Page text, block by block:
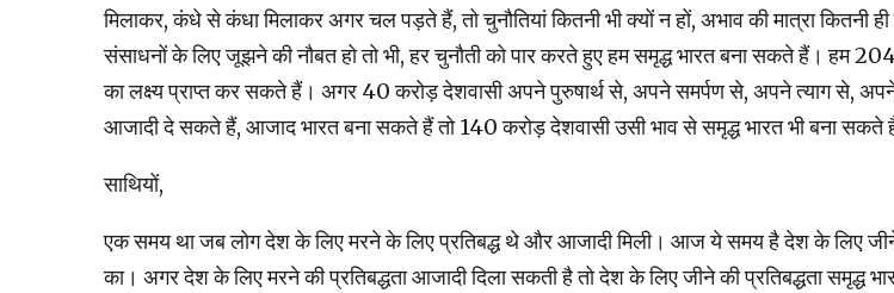
मिलाकर, कंधे से कंधा मिलाकर अगर चल पड़ते हैं, तो चुनौतियां कितनी भी क्‍यों न हों, अभाव की मात्रा कितनी ही
संसाधनों के लिए जूझने की नौबत हो तो भी, हर चुनौती को पार करते हुए हम समृद्ध भारत बना सकते हैं। हम
का लक्ष्‍य प्राप्‍त कर सकते हैं। अगर 40 करोड़ देशवासी अपने पुरुषार्थ से, अपने समर्पण से, अपने त्‍याग से,
आजादी दे सकते हैं, आजाद भारत बना सकते हैं तो 140 करोड़ देशवासी उसी भाव से समृद्ध भारत भी बना सकते
साथियों,
एक समय था जब लोग देश के लिए मरने के लिए प्रतिबद्ध थे और आजादी मिली। आज ये समय है देश के लिए जीने
का। अगर देश के लिए मरने की प्रतिबद्धता आजादी दिला सकती है तो देश के लिए जीने की प्रतिबद्धता समृद्ध